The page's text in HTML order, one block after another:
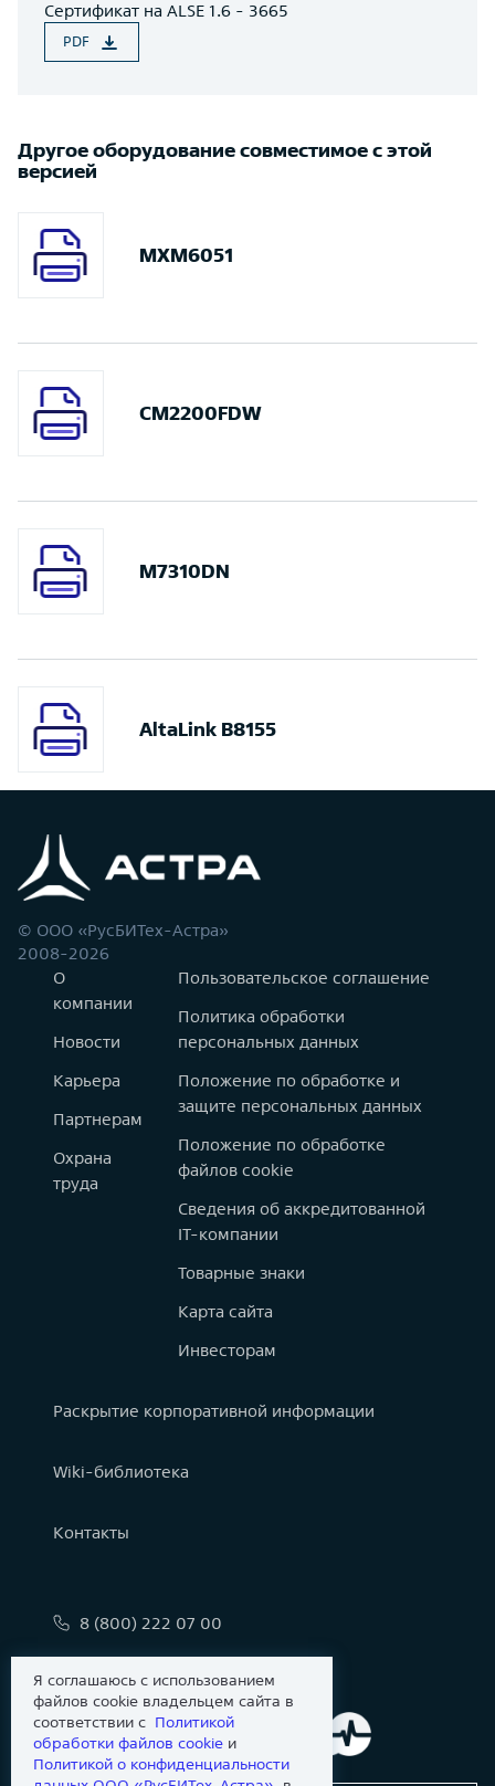
Сертификат на ALSE 1.6 - 3665
PDF
Другое оборудование совместимое с этой
версией
MXM6051
CM2200FDW
M7310DN
AltaLink B8155
© ООО «РусБИТех-Астра»
2008-2026
О
компании
Новости
Карьера
Партнерам
Охрана
труда
Пользовательское соглашение
Политика обработки
персональных данных
Положение по обработке и
защите персональных данных
Положение по обработке
файлов cookie
Сведения об аккредитованной
IT-компании
Товарные знаки
Карта сайта
Инвесторам
Раскрытие корпоративной информации
Wiki-библиотека
Контакты
8 (800) 222 07 00
Я соглашаюсь с использованием
файлов cookie владельцем сайта в
соответствии с Политикой
обработки файлов сookie и
Политикой о конфиденциальности